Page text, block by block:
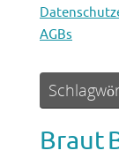
AGBs
Braut